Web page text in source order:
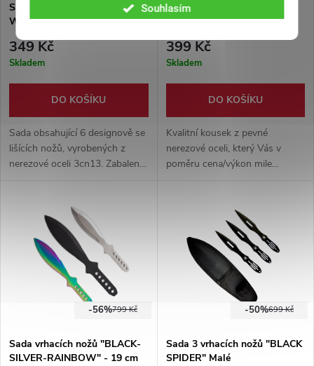
Souhlasím
Sada malých vrhacích nožů "6
WARRIORS" - 6ks!
349 Kč
Skladem
DO KOŠÍKU
Sada obsahující 6 designově se
lišících nožů, vyrobených z
nerezové oceli 3cn13. Zabaleno
Sada velkých vrhacích nožů
"RAINBOW WING"
399 Kč
Skladem
DO KOŠÍKU
Kvalitní kousek z pevné
nerezové oceli, který Vás v
poměru cena/výkon mile
začátečníka, tak pokročilého.
Zažijte tu pravou radost z
vrhání a přidejte se mezi
profíky.
799 Kč
-56%
Sada vrhacích nožů "BLACK-
SILVER-RAINBOW" - 19 cm
699 Kč
-50%
Sada 3 vrhacích nožů "BLACK
SPIDER" Malé